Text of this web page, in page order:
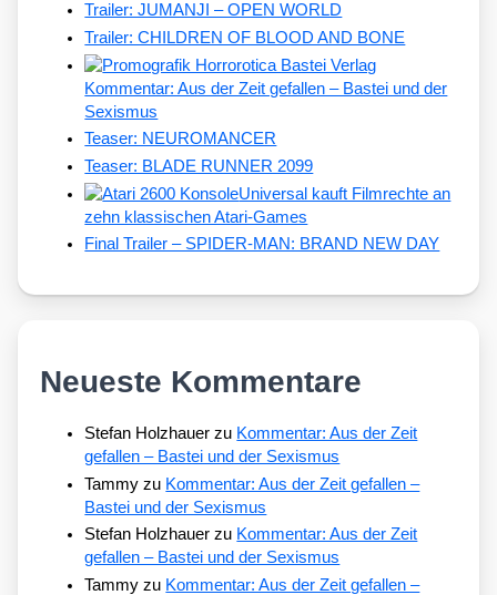
Trailer: JUMANJI – OPEN WORLD
Trailer: CHILDREN OF BLOOD AND BONE
Kommentar: Aus der Zeit gefallen – Bastei und der
Sexismus
Teaser: NEUROMANCER
Teaser: BLADE RUNNER 2099
Universal kauft Filmrechte an
zehn klassischen Atari-Games
Final Trailer – SPIDER-MAN: BRAND NEW DAY
Neueste Kommentare
Stefan Holzhauer zu Kommentar: Aus der Zeit
gefallen – Bastei und der Sexismus
Tammy zu Kommentar: Aus der Zeit gefallen –
Bastei und der Sexismus
Stefan Holzhauer zu Kommentar: Aus der Zeit
gefallen – Bastei und der Sexismus
Tammy zu Kommentar: Aus der Zeit gefallen –